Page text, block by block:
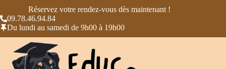
Réservez votre rendez-vous dès maintenant !
09.78.46.94.84
Du lundi au samedi de 9h00 à 19h00